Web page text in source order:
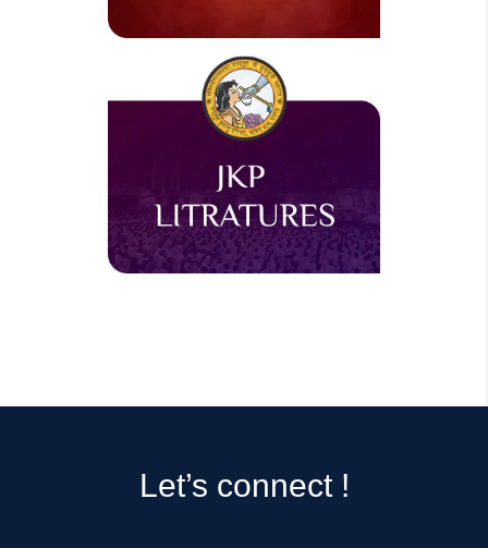
Let’s connect !